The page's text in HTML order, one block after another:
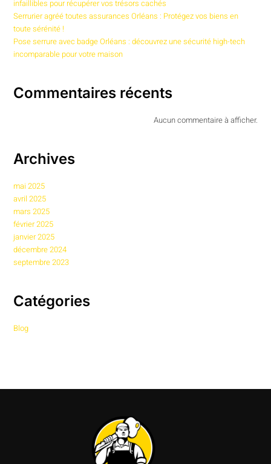
infaillibles pour récupérer vos trésors cachés
Serrurier agréé toutes assurances Orléans : Protégez vos biens en
toute sérénité !
Pose serrure avec badge Orléans : découvrez une sécurité high-tech
incomparable pour votre maison
Commentaires récents
Aucun commentaire à afficher.
Archives
mai 2025
avril 2025
mars 2025
février 2025
janvier 2025
décembre 2024
septembre 2023
Catégories
Blog